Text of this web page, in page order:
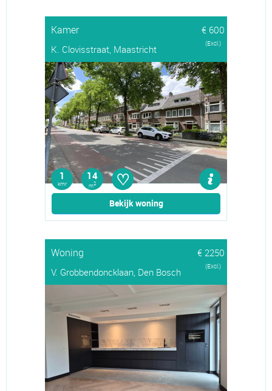
Kamer
€ 600
K. Clovisstraat, Maastricht
(Excl.)
1
kmr
14
m2 ♡
Bekijk woning
Woning
€ 2250
V. Grobbendoncklaan, Den Bosch
(Excl.)